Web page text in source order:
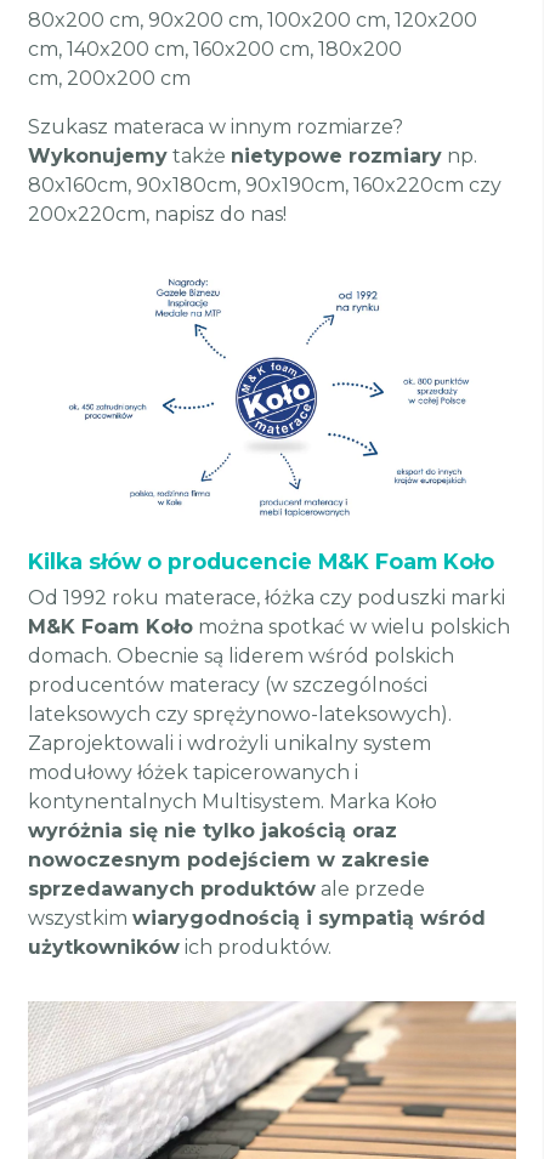
80x200 cm, 90x200 cm, 100x200 cm, 120x200
cm, 140x200 cm, 160x200 cm, 180x200
cm, 200x200 cm
Szukasz materaca w innym rozmiarze?
Wykonujemy także nietypowe rozmiary np.
80x160cm, 90x180cm, 90x190cm, 160x220cm czy
200x220cm, napisz do nas!
Kilka słów o producencie M&K Foam Koło
Od 1992 roku materace, łóżka czy poduszki marki
M&K Foam Koło można spotkać w wielu polskich
domach. Obecnie są liderem wśród polskich
producentów materacy (w szczególności
lateksowych czy sprężynowo-lateksowych).
Zaprojektowali i wdrożyli unikalny system
modułowy łóżek tapicerowanych i
kontynentalnych Multisystem. Marka Koło
wyróżnia się nie tylko jakością oraz
nowoczesnym podejściem w zakresie
sprzedawanych produktów ale przede
wszystkim wiarygodnością i sympatią wśród
użytkowników ich produktów.